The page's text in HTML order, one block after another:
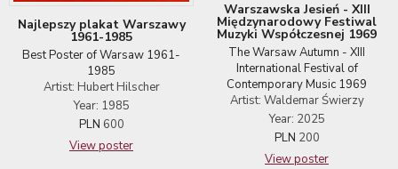
Najlepszy plakat Warszawy
1961-1985
Best Poster of Warsaw 1961-
1985
Artist: Hubert Hilscher
Year: 1985
PLN 600
View poster
Warszawska Jesień - XIII
Międzynarodowy Festiwal
Muzyki Współczesnej 1969
The Warsaw Autumn - XIII
International Festival of
Contemporary Music 1969
Artist: Waldemar Świerzy
Year: 2025
PLN 200
View poster